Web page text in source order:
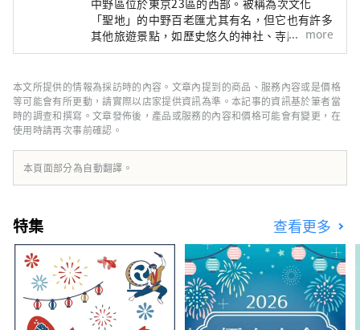
方。公園包括草坪區、多功能區和池塘
（群落生境）。 2014年2月，被認定為
中野區認定旅遊資源。
「聖地」的中野百老匯尤其有名，但它也有許多
其他旅遊景點，如歷史悠久的神社、寺廟和美
食。 中野站週邊地區正在進行據說每100年一次
很多面貌，比如繁華的商店街，充滿了老式的人
文氣息。這座城市的這種多樣性也與這座城市的
特徵有關，這座城市居住著來自約 120 個國家
的約 17,000 人。
more
本文所提供的情報為採訪時的內容。文章內提到的商品、服務內容或是價格
等可能會有所更動，請實際以店家提供資訊為準。本記事的資訊基於筆者當
時的調查和撰寫。文章發佈後，產品或服務的內容和價格可能會有變更，在
使用時請再次事前確認。
本頁面部分為自動翻譯。
特集 查看更多